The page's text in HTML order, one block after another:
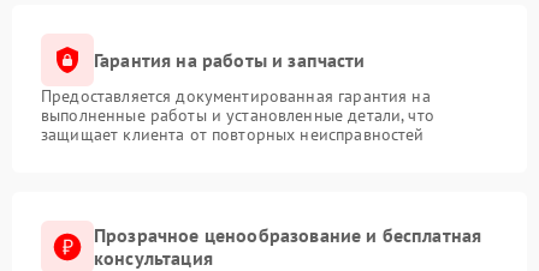
Гарантия на работы и запчасти
Предоставляется документированная гарантия на
выполненные работы и установленные детали, что
защищает клиента от повторных неисправностей
Прозрачное ценообразование и бесплатная
консультация